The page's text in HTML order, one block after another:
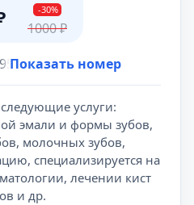
-30%
1000₽
431-69-47
Показать номер
услуги:
эмали и формы зубов,
молочных зубов,
специализируется на
лечении кист
и др.